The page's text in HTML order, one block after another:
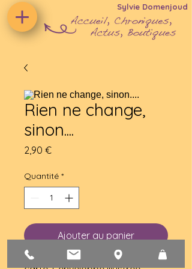
Sylvie Domenjoud
Rien ne change,
sinon....
2,90 €Prix
Quantité *
Ajouter au panier